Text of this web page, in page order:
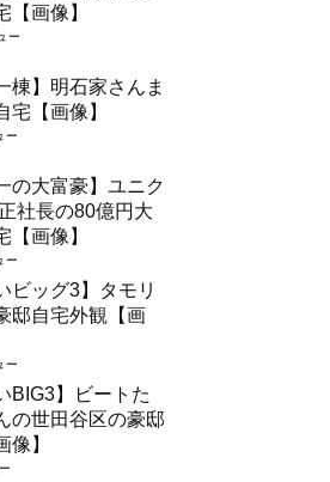
【画像】
ー
棟】明石家さんま
宅【画像】
ー
の大富豪】ユニク
社長の80億円大
【画像】
ー
ビッグ3】タモリ
邸自宅外観【画
ー
BIG3】ビートた
の世田谷区の豪邸
像】